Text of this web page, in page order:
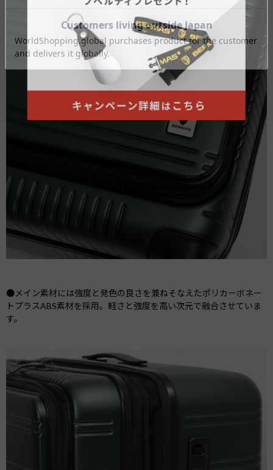
●メイン素材には強度と発色の良さを兼ねそなえたポリカーボネー
トプラスABS素材を採用。軽さと強度を高い次元で融合させていま
す。